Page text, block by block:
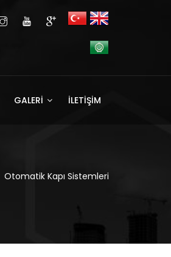
GALERİ İLETİŞİM
Otomatik Kapı Sistemleri